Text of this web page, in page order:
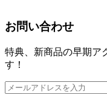
お問い合わせ
特典、新商品の早期ア
す！